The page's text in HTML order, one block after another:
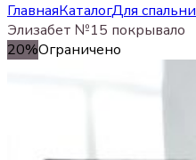
ГлавнаяКаталогДля спальни
Элизабет №15 покрывало
20%Ограничено